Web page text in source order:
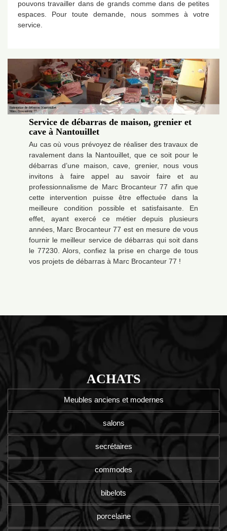
pouvons travailler dans de grands comme dans de petites
espaces. Pour toute demande, nous sommes à votre
service.
Service de débarras de maison, grenier et
cave à Nantouillet
Au cas où vous prévoyez de réaliser des travaux de
ravalement dans la Nantouillet, que ce soit pour le
débarras d’une maison, cave, grenier, nous vous
invitons à faire appel au savoir faire et au
professionnalisme de Marc Brocanteur 77 afin que
cette intervention puisse être effectuée dans la
meilleure condition possible et satisfaisante. En
effet, ayant exercé ce métier depuis plusieurs
années, Marc Brocanteur 77 est en mesure de vous
fournir le meilleur service de débarras qui soit dans
le 77230. Alors, confiez la prise en charge de tous
vos projets de débarras à Marc Brocanteur 77 !
ACHATS
Meubles anciens et modernes
salons
secrétaires
commodes
bibelots
porcelaine